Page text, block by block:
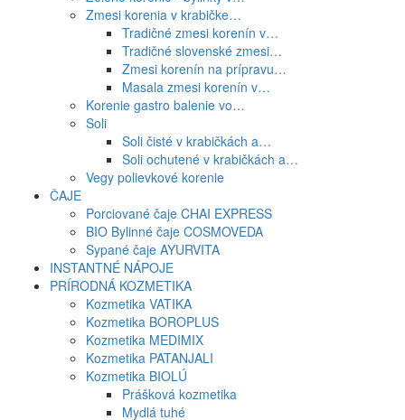
Zmesi korenia v krabičke…
Tradičné zmesi korenín v…
Tradičné slovenské zmesi…
Zmesi korenín na prípravu…
Masala zmesi korenín v…
Korenie gastro balenie vo…
Soli
Soli čisté v krabičkách a…
Soli ochutené v krabičkách a…
Vegy polievkové korenie
ČAJE
Porciované čaje CHAI EXPRESS
BIO Bylinné čaje COSMOVEDA
Sypané čaje AYURVITA
INSTANTNÉ NÁPOJE
PRÍRODNÁ KOZMETIKA
Kozmetika VATIKA
Kozmetika BOROPLUS
Kozmetika MEDIMIX
Kozmetika PATANJALI
Kozmetika BIOLÚ
Prášková kozmetika
Mydlá tuhé